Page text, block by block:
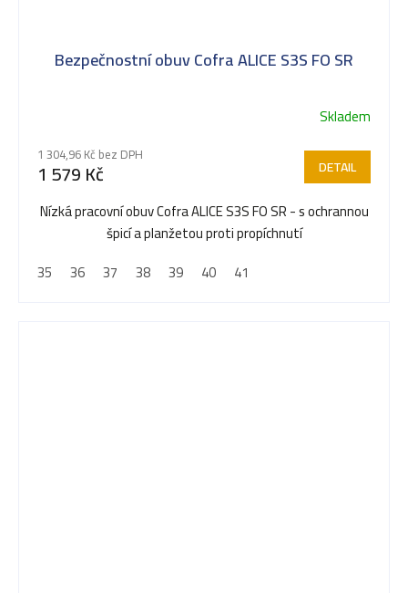
Bezpečnostní obuv Cofra ALICE S3S FO SR
Skladem
1 304,96 Kč bez DPH
1 579 Kč DETAIL
Nízká pracovní obuv Cofra ALICE S3S FO SR - s ochrannou
špicí a planžetou proti propíchnutí
35
36 37 38 39 40 41